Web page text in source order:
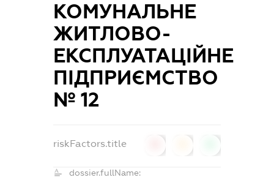
КОМУНАЛЬНЕ
ЖИТЛОВО-
ЕКСПЛУАТАЦІЙНЕ
ПІДПРИЄМСТВО
№ 12
riskFactors.title
dossier.fullName: